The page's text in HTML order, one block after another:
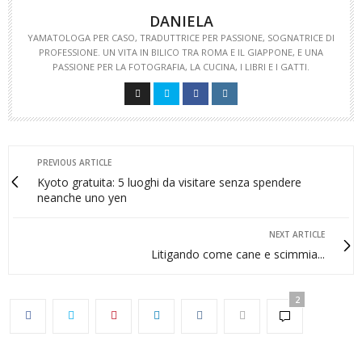
DANIELA
YAMATOLOGA PER CASO, TRADUTTRICE PER PASSIONE, SOGNATRICE DI
PROFESSIONE. UN VITA IN BILICO TRA ROMA E IL GIAPPONE, E UNA
PASSIONE PER LA FOTOGRAFIA, LA CUCINA, I LIBRI E I GATTI.
PREVIOUS ARTICLE
Kyoto gratuita: 5 luoghi da visitare senza spendere
neanche uno yen
NEXT ARTICLE
Litigando come cane e scimmia...
2